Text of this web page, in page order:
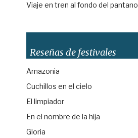
Viaje en tren al fondo del pantano
Reseñas de festivales
Amazonia
Cuchillos en el cielo
El limpiador
En el nombre de la hija
Gloria